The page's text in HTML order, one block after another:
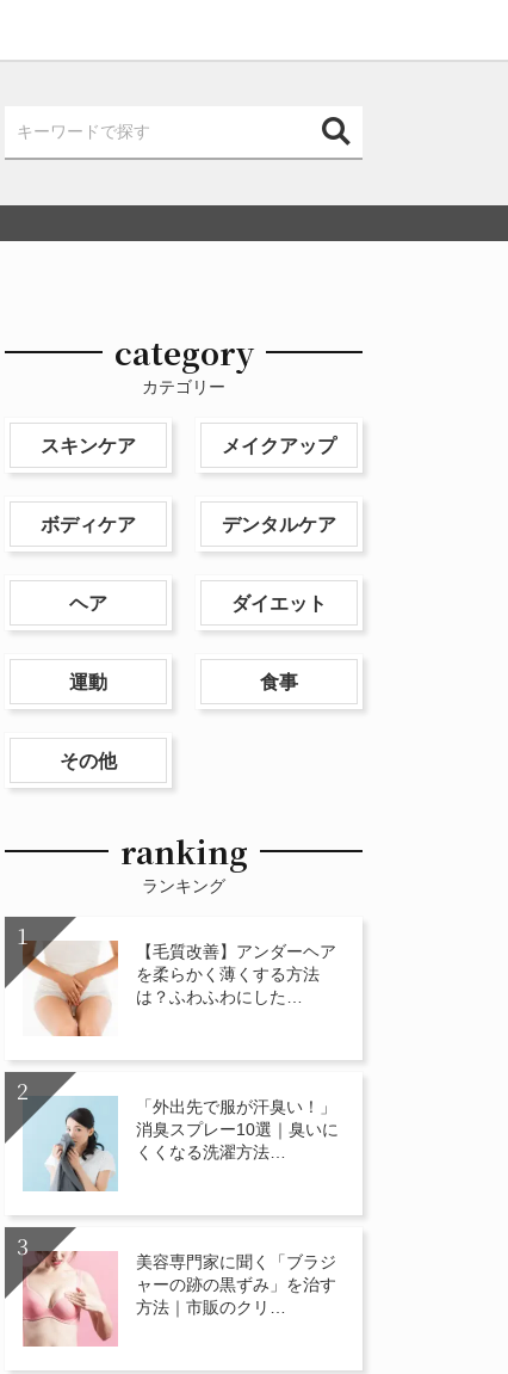
category
カテゴリー
スキンケア メイクアップ
ボディケア デンタルケア
ヘア ダイエット
運動 食事
その他
ranking
ランキング
【毛質改善】アンダーヘア
を柔らかく薄くする方法
は？ふわふわにした…
「外出先で服が汗臭い！」
消臭スプレー10選｜臭いに
くくなる洗濯方法…
美容専門家に聞く「ブラジ
ャーの跡の黒ずみ」を治す
方法｜市販のクリ…